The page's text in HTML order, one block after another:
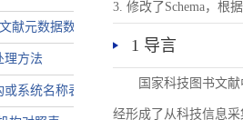
献元数据数据唯一标识符规则
理方法
系统名称表
3. 修改了Schema，根
1 导言
国家科技图书文
经形成了从科技信息